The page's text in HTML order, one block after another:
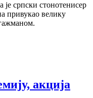
српски стонотенисер
привукао велику
акција